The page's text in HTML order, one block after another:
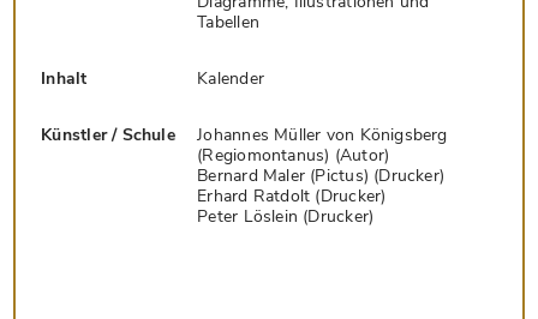
Tabellen
Inhalt Kalender
Künstler / Schule
Johannes Müller von Königsberg
(Regiomontanus) (Autor)
Bernard Maler (Pictus) (Drucker)
Erhard Ratdolt (Drucker)
Peter Löslein (Drucker)